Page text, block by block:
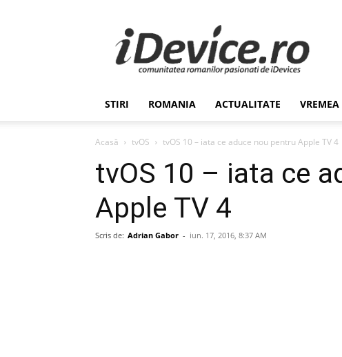
Stiri
de
Ultima
Ora
Romania,
Economie,
–
iDevice.ro
STIRI ROMANIA ACTUALITATE VREMEA
Acasă tvOS tvOS 10 – iata ce aduce nou pentru Apple TV 4
tvOS 10 – iata ce
Apple TV 4
Scris de: Adrian Gabor - iun. 17, 2016, 8:37 AM